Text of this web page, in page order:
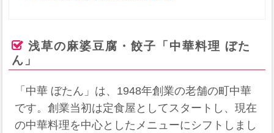
浅草の麻婆豆腐・餃子「中華料理 ぼた
ん」
「中華 ぼたん」は、1948年創業の老舗の町中華
です。創業当初は定食屋としてスタートし、現在
の中華料理を中心としたメニューにシフトしまし